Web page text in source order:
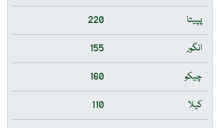
پپیتا
220
انگور
155
چیکو
160
کیلا
110